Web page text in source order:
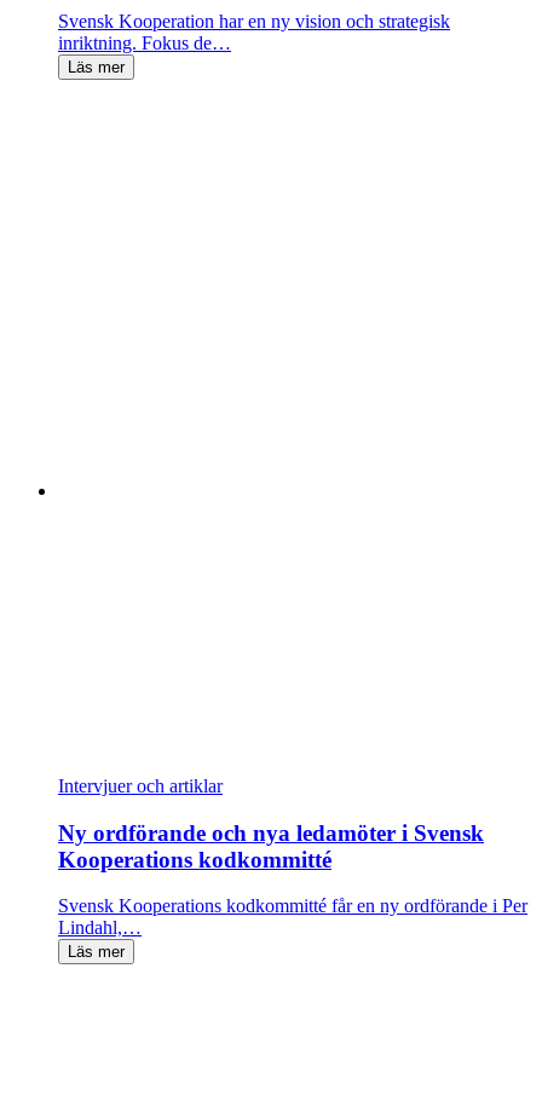
Svensk Kooperation har en ny vision och strategisk
inriktning. Fokus de…
Läs mer
Intervjuer och artiklar
Ny ordförande och nya ledamöter i Svensk
Kooperations kodkommitté
Svensk Kooperations kodkommitté får en ny ordförande i Per
Lindahl,…
Läs mer